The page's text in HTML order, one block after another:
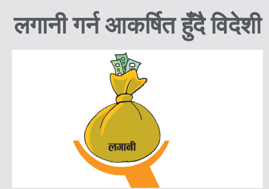
लगानी गर्न आकर्षित हुँदै विदेशी